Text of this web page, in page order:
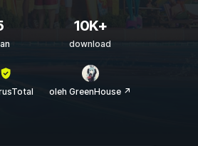
10K+
download
oleh GreenHouse ↗